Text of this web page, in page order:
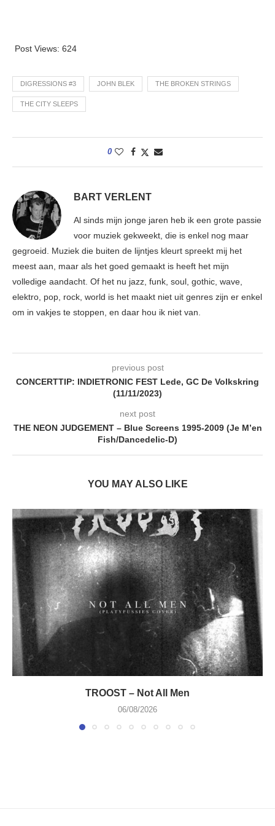
Post Views: 624
DIGRESSIONS #3 JOHN BLEK THE BROKEN STRINGS
THE CITY SLEEPS
0
BART VERLENT
Al sinds mijn jonge jaren heb ik een grote passie
voor muziek gekweekt, die is enkel nog maar
gegroeid. Muziek die buiten de lijntjes kleurt spreekt mij het
meest aan, maar als het goed gemaakt is heeft het mijn
volledige aandacht. Of het nu jazz, funk, soul, gothic, wave,
elektro, pop, rock, world is het maakt niet uit genres zijn er enkel
om in vakjes te stoppen, en daar hou ik niet van.
previous post
CONCERTTIP: INDIETRONIC FEST Lede, GC De Volkskring
(11/11/2023)
next post
THE NEON JUDGEMENT – Blue Screens 1995-2009 (Je M’en
Fish/Dancedelic-D)
YOU MAY ALSO LIKE
TROOST – Not All Men
06/08/2026